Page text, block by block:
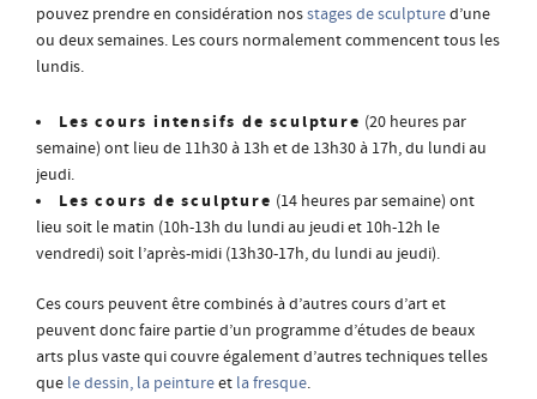
pouvez prendre en considération nosstages de sculptured’une
ou deux semaines. Les cours normalement commencent tous les
lundis.
Les cours intensifs de sculpture (20 heures par
semaine) ont lieu de 11h30 à 13h et de 13h30 à 17h, du lundi au
jeudi.
Les cours de sculpture (14 heures par semaine) ont
lieu soit le matin (10h-13h du lundi au jeudi et 10h-12h le
vendredi) soit l’après-midi (13h30-17h, du lundi au jeudi).
Ces cours peuvent être combinés à d’autres cours d’art et
peuvent donc faire partie d’un programme d’études de beaux
arts plus vaste qui couvre également d’autres techniques telles
que le dessin, la peintureet la fresque.